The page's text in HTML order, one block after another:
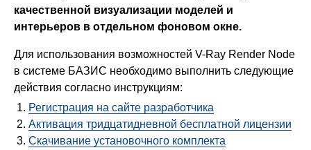
качественной визуализации моделей и
интерьеров в отдельном фоновом окне.
Для использования возможностей V-Ray Render Node
в системе БАЗИС необходимо выполнить следующие
действия согласно инструкциям:
Регистрация на сайте разработчика
Активация тридцатидневной бесплатной лицензии
Скачивание установочного комплекта